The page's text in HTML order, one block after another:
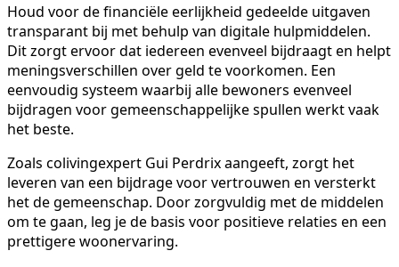
Houd voor de financiële eerlijkheid gedeelde uitgaven
transparant bij met behulp van digitale hulpmiddelen.
Dit zorgt ervoor dat iedereen evenveel bijdraagt en helpt
meningsverschillen over geld te voorkomen. Een
eenvoudig systeem waarbij alle bewoners evenveel
bijdragen voor gemeenschappelijke spullen werkt vaak
het beste.
Zoals colivingexpert Gui Perdrix aangeeft, zorgt het
leveren van een bijdrage voor vertrouwen en versterkt
het de gemeenschap. Door zorgvuldig met de middelen
om te gaan, leg je de basis voor positieve relaties en een
prettigere woonervaring.